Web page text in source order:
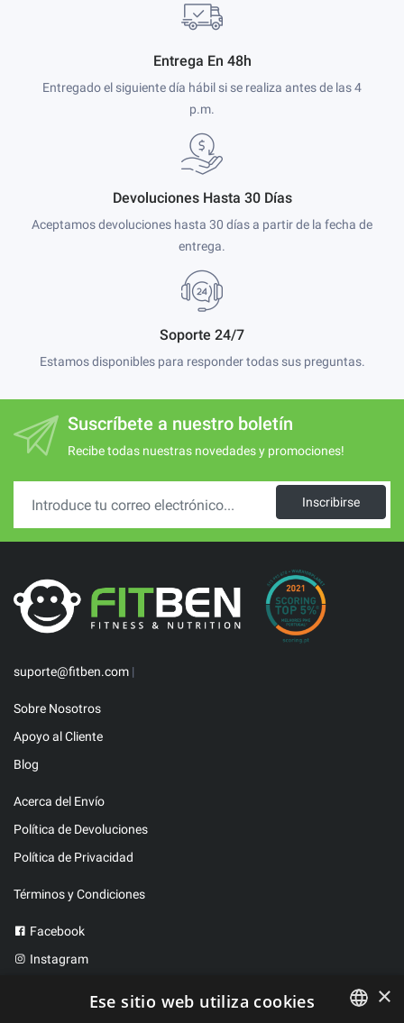
Entrega En 48h
Entregado el siguiente día hábil si se realiza antes de las 4
p.m.
Devoluciones Hasta 30 Días
Aceptamos devoluciones hasta 30 días a partir de la fecha de
entrega.
Soporte 24/7
Estamos disponibles para responder todas sus preguntas.
Suscríbete a nuestro boletín
Recibe todas nuestras novedades y promociones!
Inscribirse
suporte@fitben.com |
Sobre Nosotros
Apoyo al Cliente
Blog
Acerca del Envío
Política de Devoluciones
Política de Privacidad
Términos y Condiciones
Facebook
Instagram
×
Ese sitio web utiliza cookies